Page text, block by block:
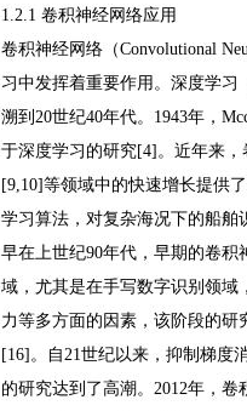
1.2.1 卷积神经网络应用
卷积神经网络（Convolutional
习中发挥着重要作用。深度学习
溯到20世纪40年代。1943年，
于深度学习的研究[4]。近年来
[9,10]等领域中的快速增长提供
学习算法，对复杂海况下的船舶
早在上世纪90年代，早期的卷
域，尤其是在手写数字识别领域
力等多方面的因素，该阶段的
[16]。自21世纪以来，抑制梯度
的研究达到了高潮。2012年，